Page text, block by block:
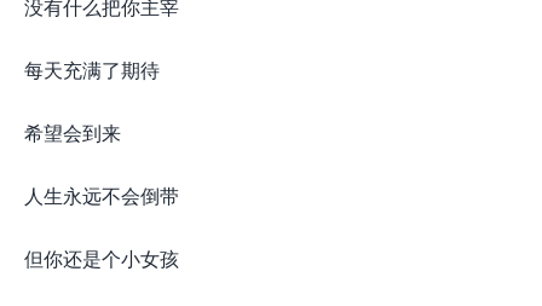
没有什么把你主宰
每天充满了期待
希望会到来
人生永远不会倒带
但你还是个小女孩